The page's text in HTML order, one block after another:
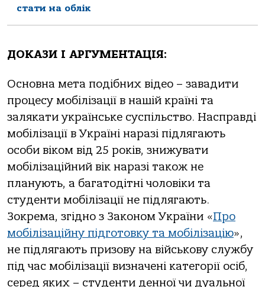
стати на облік
ДОКАЗИ І АРГУМЕНТАЦІЯ:
Основна мета подібних відео – завадити
процесу мобілізації в нашій країні та
залякати українське суспільство. Насправді
мобілізації в Україні наразі підлягають
особи віком від 25 років, знижувати
мобілізаційний вік наразі також не
планують, а багатодітні чоловіки та
студенти мобілізації не підлягають.
Зокрема, згідно з Законом України «Про
мобілізаційну підготовку та мобілізацію»,
не підлягають призову на військову службу
під час мобілізації визначені категорії осіб,
серед яких – студенти денної чи дуальної